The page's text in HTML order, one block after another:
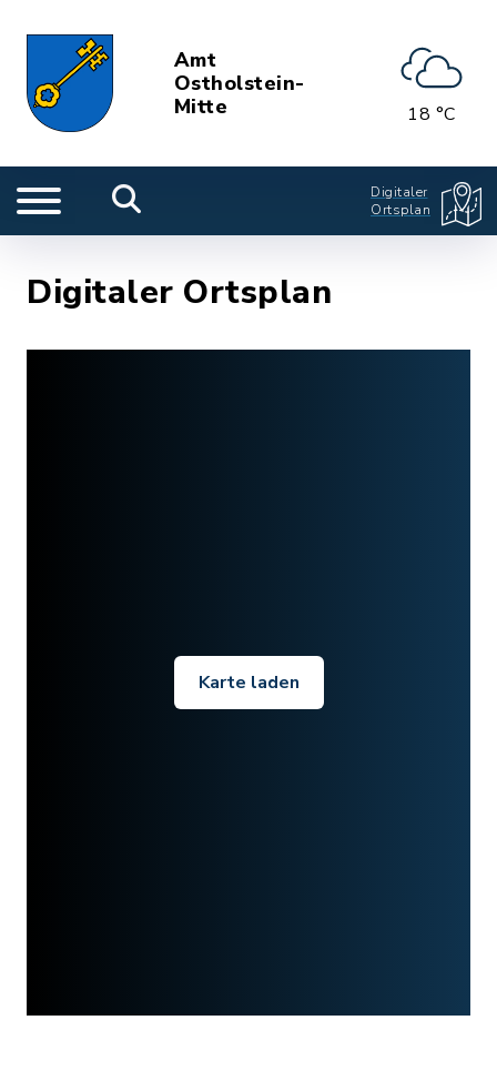
Amt
Ostholstein-
Mitte
18 °C
Digitaler
Ortsplan
Digitaler Ortsplan
Karte laden